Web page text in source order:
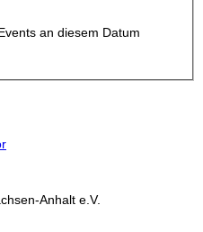
an diesem Datum
Anhalt e.V.